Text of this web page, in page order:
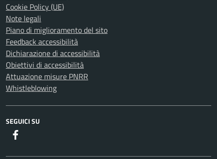
Cookie Policy (UE)
Note legali
Piano di miglioramento del sito
Feedback accessibilità
Dichiarazione di accessibilità
Obiettivi di accessibilità
Attuazione misure PNRR
Whistleblowing
SEGUICI SU